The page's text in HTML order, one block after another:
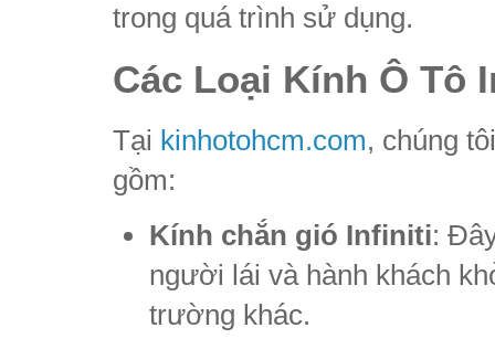
trong quá trình sử dụng.
Các Loại Kính Ô Tô
Tại kinhotohcm.com, chúng
gồm:
Kính chắn gió Infiniti:
người lái và hành khách
trường khác.